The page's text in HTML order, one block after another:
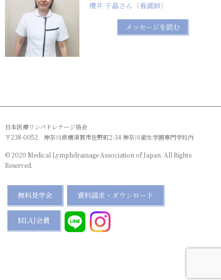
櫻井 千晶さん（看護師）
メッセージを読む
日本医療リンパドレナージ協会
〒238-0052 神奈川県横須賀市佐野町2-34 神奈川衛生学園専門学校内
© 2020 Medical Lymphdrainage Association of Japan. All Rights
Reserved.
無料見学会 資料請求・ダウンロード
MLAJ会員